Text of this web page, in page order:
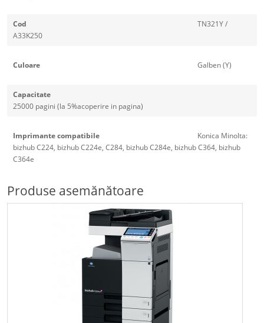
Cod
TN321Y /
A33K250
Culoare Galben (Y)
Capacitate
25000 pagini (la 5%acoperire in pagina)
Imprimante compatibile
Konica Minolta:
bizhub C224, bizhub C224e, C284, bizhub C284e, bizhub C364, bizhub
C364e
Produse asemănătoare